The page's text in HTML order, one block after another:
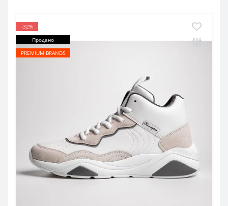
-32%
Продано
PREMIUM BRANDS